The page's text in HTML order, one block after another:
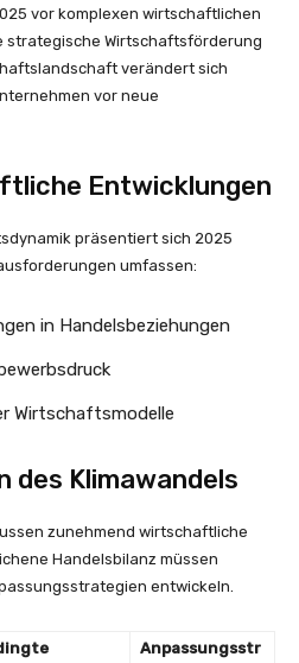
vor komplexen wirtschaftlichen
strategische Wirtschaftsförderung
verändert sich
vor neue
Entwicklungen
präsentiert sich 2025
umfassen:
in Handelsbeziehungen
Wirtschaftsmodelle
des Klimawandels
zunehmend wirtschaftliche
Handelsbilanz müssen
entwickeln.
Anpassungsstr